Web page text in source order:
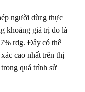
người dùng thực
khoảng giá trị đo là
rdg. Đây có thể
cao nhất trên thị
quá trình sử